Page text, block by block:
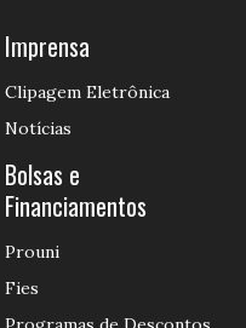
Imprensa
Clipagem Eletrônica
Notícias
Bolsas e
Financiamentos
Prouni
Fies